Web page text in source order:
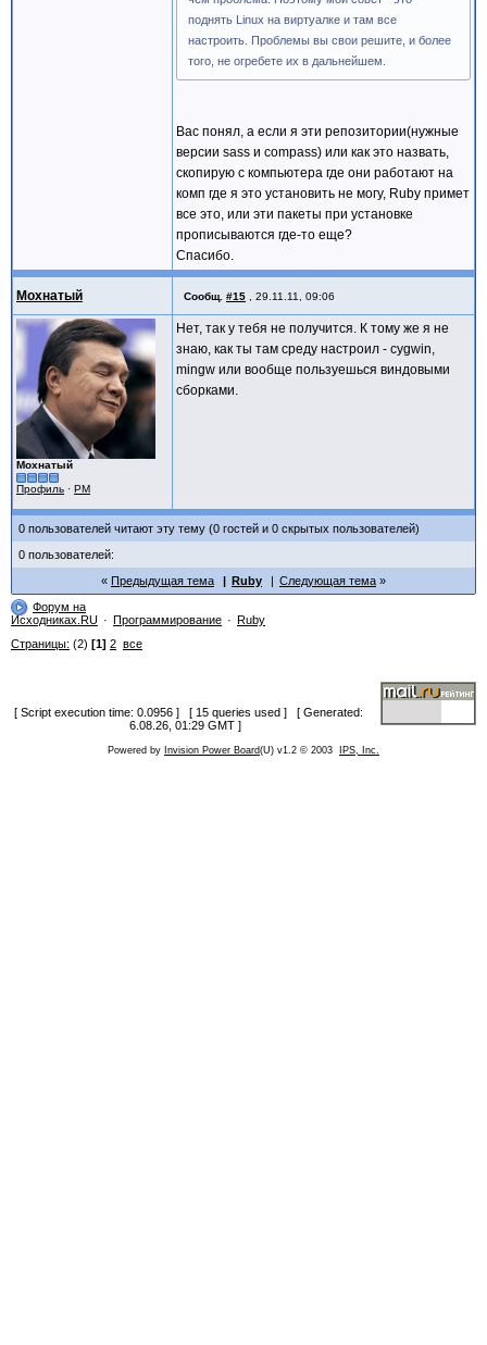
поднять Linux на виртуалке и там все
настроить. Проблемы вы свои решите, и более
того, не огребете их в дальнейшем.
Вас понял, а если я эти репозитории(нужные
версии sass и compass) или как это назвать,
скопирую с компьютера где они работают на
комп где я это установить не могу, Ruby примет
все это, или эти пакеты при установке
прописываются где-то еще?
Спасибо.
Мохнатый Сообщ. #15 29.11.11, 09:06
Мохнатый
Профиль · PM
Нет, так у тебя не получится. К тому же я не
знаю, как ты там среду настроил - cygwin,
mingw или вообще пользуешься виндовыми
сборками.
0 пользователей читают эту тему (0 гостей и 0 скрытых пользователей)
0 пользователей:
Предыдущая тема
Ruby
Следующая тема
Форум на
Исходниках.RU
Программирование
Ruby
Страницы: (2) [1] 2 все
[ Script execution time: 0.0956 ] [ 15 queries used ] [ Generated:
6.08.26, 01:29 GMT ]
Powered by Invision Power Board(U) v1.2 © 2003 IPS, Inc.